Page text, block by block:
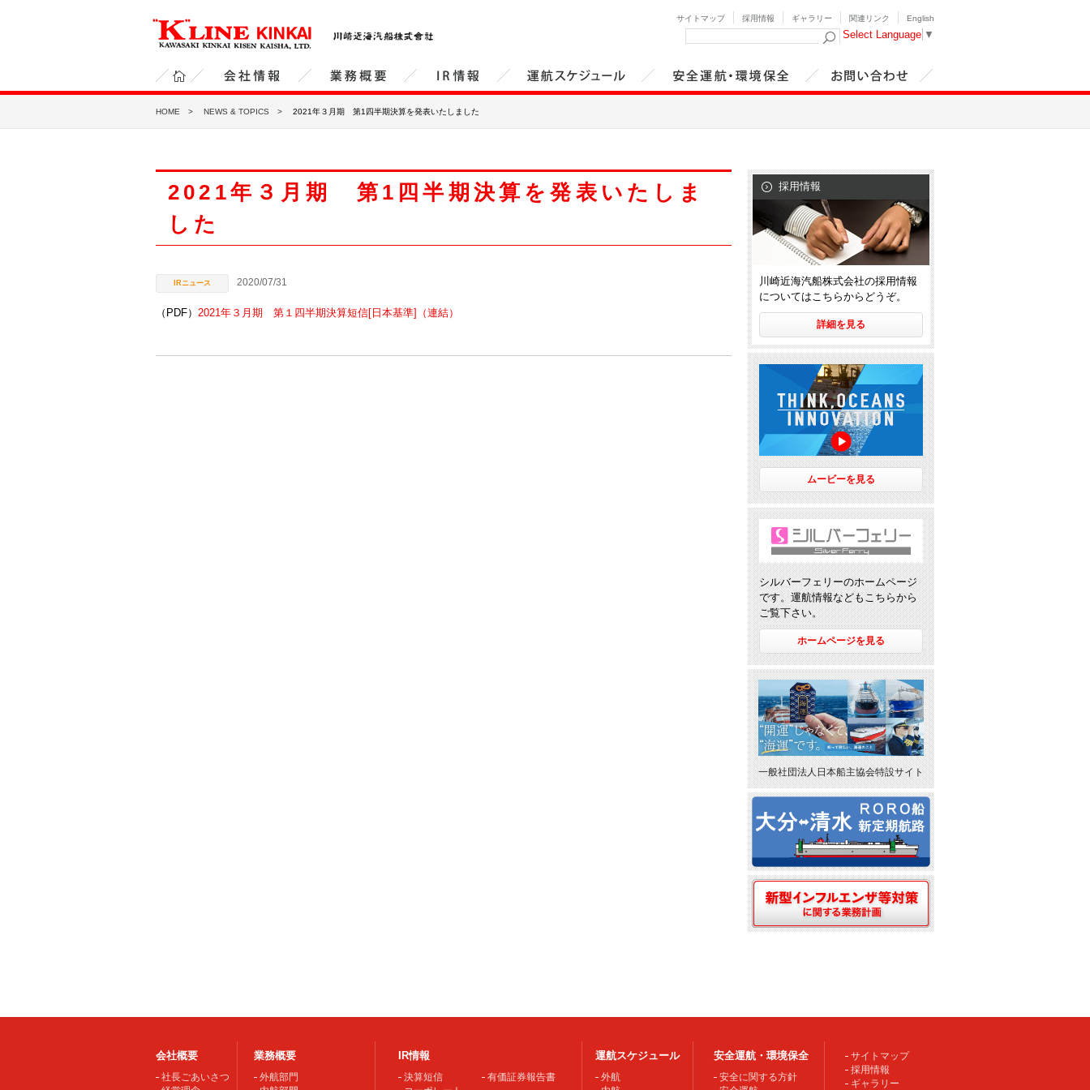
サイトマップ 採用情報 ギャラリー 関連リンク English
Select Language ▼
ホ
ー
会社情報 業務概要 IR情報 運航スケジュール 安全運航・環境安全 お問い合わせ
HOME NEWS & TOPICS 2021年３月期 第1四半期決算を発表いたしました
2021年３月期 第1四半期決算を発表いたしま
した
2020/07/31
（PDF） 2021年３月期 第１四半期決算短信[日本基準]（連結）
採用情報
川崎近海汽船株式会社の採用情報
についてはこちらからどうぞ。
詳細を見る
ムービーを見る
シルバーフェリーのホームページ
です。運航情報などもこちらから
ご覧下さい。
ホームページを見る
一般社団法人日本船主協会特設サイト
会社概要
社長ごあいさつ
業務概要
外航部門
IR情報
決算短信
有価証券報告書
運航スケジュール
外航
安全運航・環境保全
安全に関する方針
サイトマップ
採用情報
ギャラリー